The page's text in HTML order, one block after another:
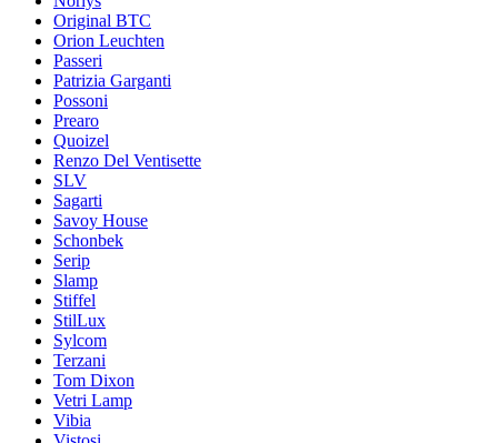
Original BTC
Orion Leuchten
Passeri
Patrizia Garganti
Possoni
Prearo
Quoizel
Renzo Del Ventisette
SLV
Sagarti
Savoy House
Schonbek
Serip
Slamp
Stiffel
StilLux
Sylcom
Terzani
Tom Dixon
Vetri Lamp
Vibia